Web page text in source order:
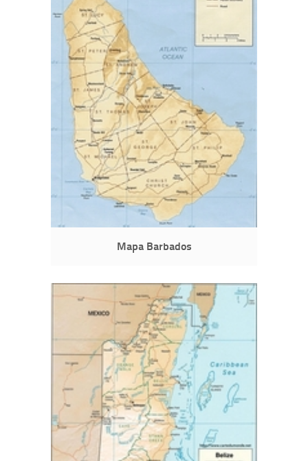
Mapa Barbados